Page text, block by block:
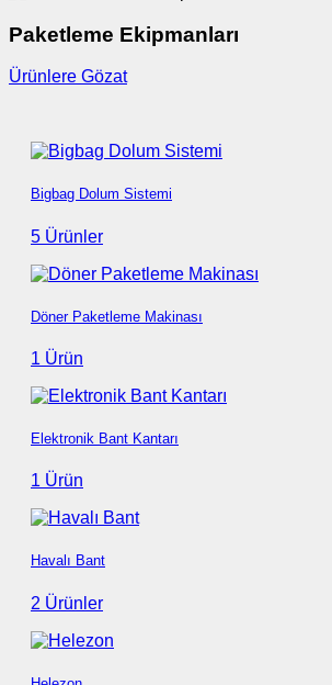
Paketleme Ekipmanları
Ürünlere Gözat
Bigbag Dolum Sistemi
5 Ürünler
Döner Paketleme Makinası
1 Ürün
Elektronik Bant Kantarı
1 Ürün
Havalı Bant
2 Ürünler